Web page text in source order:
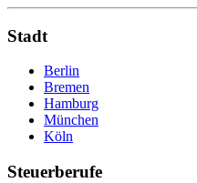
Stadt
Berlin
Bremen
Hamburg
München
Köln
Steuerberufe